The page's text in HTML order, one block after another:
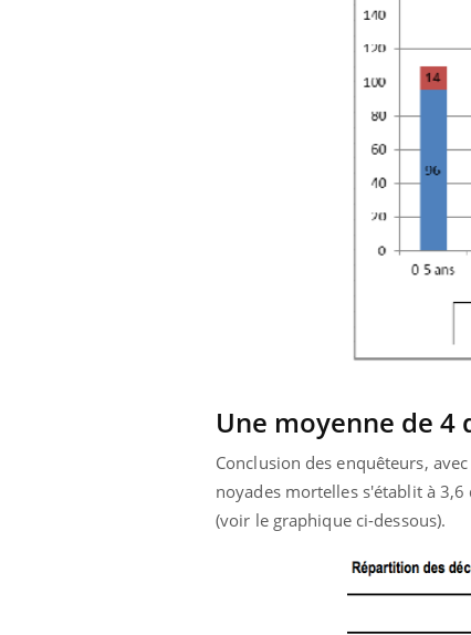
Une moyenne de 4
Conclusion des enquêteurs,
noyades mortelles s'établit à 3,6
(voir le graphique ci-dessous).
Carence en fer : comprendre pour
carence en fer sont multiples ce qui la rend